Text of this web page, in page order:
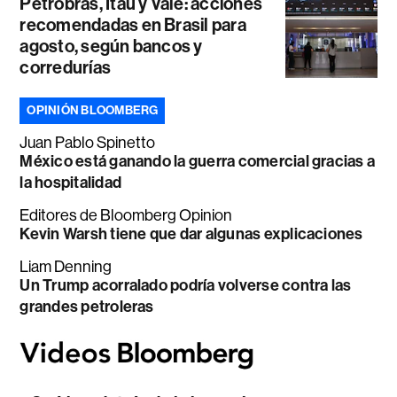
recomendadas en Brasil para
agosto, según bancos y
corredurías
OPINIÓN BLOOMBERG
Juan Pablo Spinetto
México está ganando la guerra comercial gracias a
la hospitalidad
Editores de Bloomberg Opinion
Kevin Warsh tiene que dar algunas explicaciones
Liam Denning
Un Trump acorralado podría volverse contra las
grandes petroleras